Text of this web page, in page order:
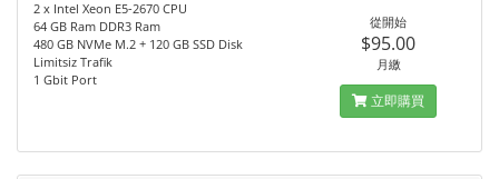
2 x Intel Xeon E5-2670 CPU
64 GB Ram DDR3 Ram
480 GB NVMe M.2 + 120 GB SSD Disk
Limitsiz Trafik
1 Gbit Port
從開始
$95.00
月繳
立即購買